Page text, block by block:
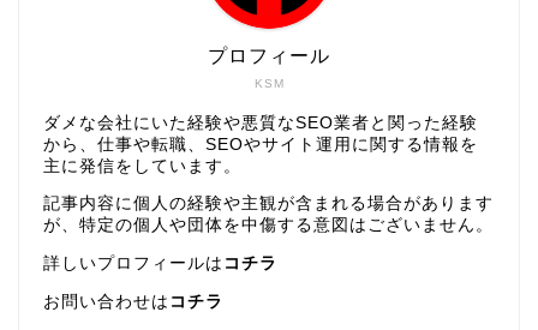
KSM
プロフィール
ダメな会社にいた経験や悪質なSEO業者と関った経験
から、仕事や転職、SEOやサイト運用に関する情報を
主に発信をしています。
記事内容に個人の経験や主観が含まれる場合があります
が、特定の個人や団体を中傷する意図はございません。
詳しいプロフィールは コチラ
お問い合わせは コチラ